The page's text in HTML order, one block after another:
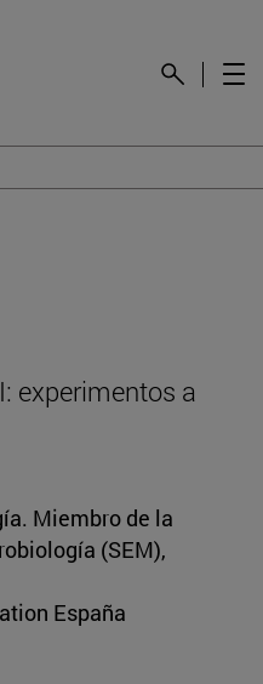
experimentos a
Miembro de la
(SEM),
España